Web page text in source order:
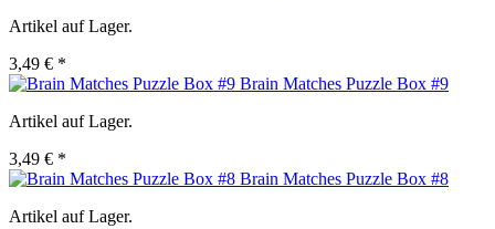
Artikel auf Lager.
3,49 € *
Brain Matches Puzzle Box #9
Artikel auf Lager.
3,49 € *
Brain Matches Puzzle Box #8
Artikel auf Lager.